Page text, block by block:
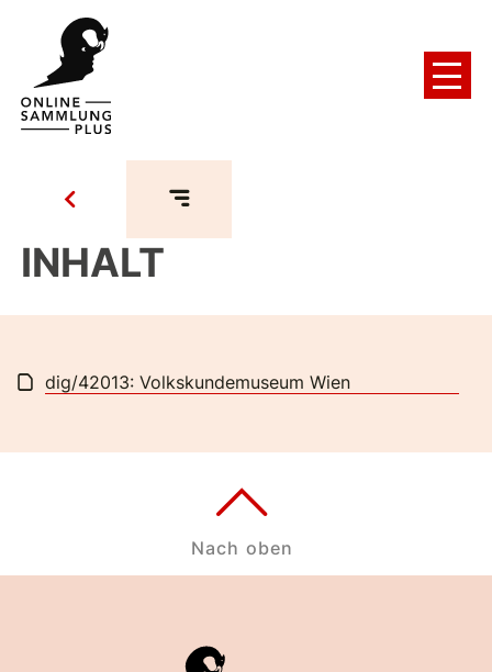
INHALT
dig/42013: Volkskundemuseum Wien
Nach oben